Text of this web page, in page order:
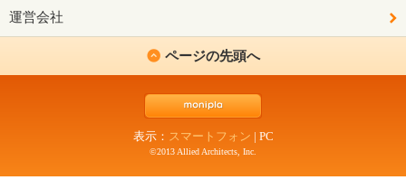
運営会社
ページの先頭へ
表示： スマートフォン | PC
©2013 Allied Architects, Inc.